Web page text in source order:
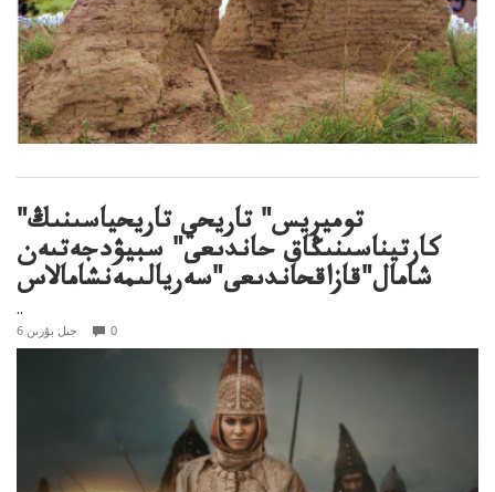
"توميريس" تاريحي تاريحياسىنىڭ
كارتيناسىنىڭاق حاندىعى" سبيۋدجەتىەن
شامال"قازاقحاندىعى"سەريالىمەنشامالاس
..
6 جىل بۇرىن 0